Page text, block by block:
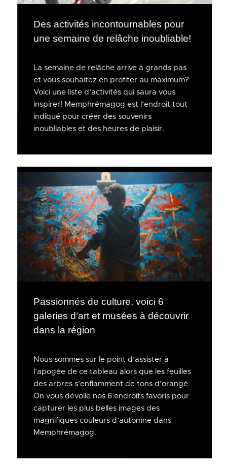
Des activités incontournables pour
une semaine de relâche inoubliable!
La semaine de relâche arrive à grands pas
et vous souhaitez en profiter au maximum?
Voici une liste d’activités qui saura vous
inspirer! Memphrémagog est l’endroit tout
indiqué pour créer des souvenirs
inoubliables et des heures de plaisir.
Passionnés de culture, voici 6
galeries d’art et musées à découvrir
dans la région
Nous sommes sur le point d’assister à
l’apogée de ce tableau alors que les feuilles
des arbres s’enflamment de tons d’orangé.
On vous dévoile nos 6 endroits favoris pour
capturer les plus belles images des
magnifiques couleurs d’automne dans
Memphrémagog.